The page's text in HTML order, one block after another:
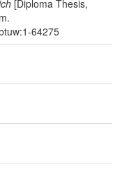
[Diploma Thesis,
64275